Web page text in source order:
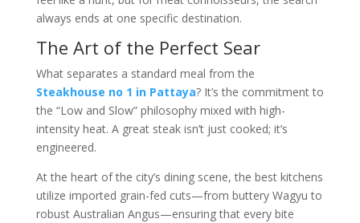
always ends at one specific destination.
The Art of the Perfect Sear
What separates a standard meal from the
Steakhouse no 1 in Pattaya? It’s the commitment to
the “Low and Slow” philosophy mixed with high-
intensity heat. A great steak isn’t just cooked; it’s
engineered.
At the heart of the city’s dining scene, the best kitchens
utilize imported grain-fed cuts—from buttery Wagyu to
robust Australian Angus—ensuring that every bite